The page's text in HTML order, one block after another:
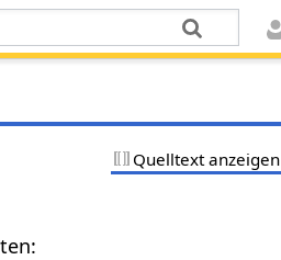
Quelltext anzeigen